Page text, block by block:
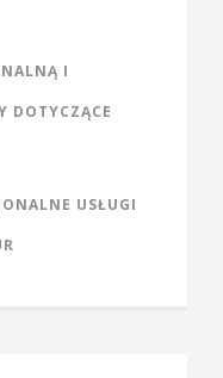
I
DOTYCZĄCE
USŁUGI